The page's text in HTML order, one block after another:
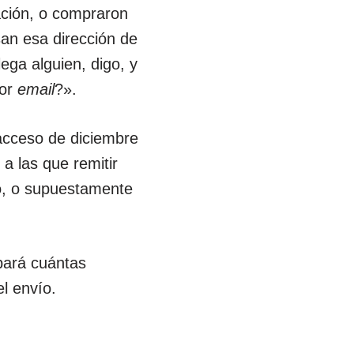
o compraron
esa dirección de
alguien, digo, y
email?».
de diciembre
las que remitir
o supuestamente
cuántas
envío.